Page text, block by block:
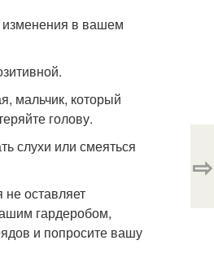
изменения в вашем
мальчик, который
голову.
слухи или смеяться
оставляет
гардеробом,
и попросите вашу
⇨